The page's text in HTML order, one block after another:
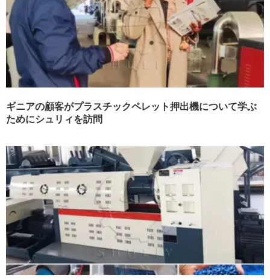
ギニアの顧客がプラスチックペレット押出機について学ぶ
ためにシュリィを訪問